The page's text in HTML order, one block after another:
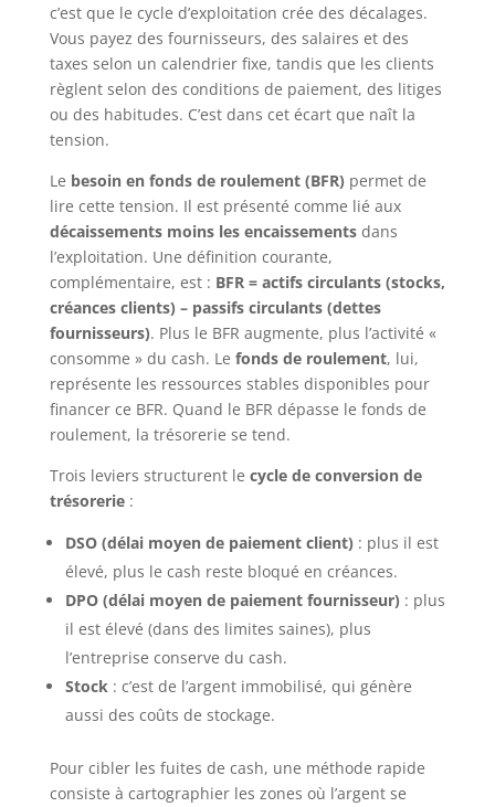
c’est que le cycle d’exploitation crée des décalages.
Vous payez des fournisseurs, des salaires et des
taxes selon un calendrier fixe, tandis que les clients
règlent selon des conditions de paiement, des litiges
ou des habitudes. C’est dans cet écart que naît la
tension.
Le besoin en fonds de roulement (BFR) permet de
lire cette tension. Il est présenté comme lié aux
décaissements moins les encaissementsdans
l’exploitation. Une définition courante,
complémentaire, est : BFR = actifs circulants (stocks,
créances clients) – passifs circulants (dettes
fournisseurs). Plus le BFR augmente, plus l’activité «
consomme » du cash. Le fonds de roulement, lui,
représente les ressources stables disponibles pour
financer ce BFR. Quand le BFR dépasse le fonds de
roulement, la trésorerie se tend.
Trois leviers structurent le cycle de conversion de
trésorerie:
DSO (délai moyen de paiement client) : plus il est
élevé, plus le cash reste bloqué en créances.
DPO (délai moyen de paiement fournisseur) : plus
il est élevé (dans des limites saines), plus
l’entreprise conserve du cash.
Stock: c’est de l’argent immobilisé, qui génère
aussi des coûts de stockage.
Pour cibler les fuites de cash, une méthode rapide
consiste à cartographier les zones où l’argent se